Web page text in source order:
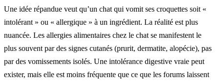
Une idée répandue veut qu’un chat qui vomit ses croquettes soit «
intolérant » ou « allergique » à un ingrédient. La réalité est plus
nuancée. Les allergies alimentaires chez le chat se manifestent le
plus souvent par des signes cutanés (prurit, dermatite, alopécie), pas
par des vomissements isolés. Une intolérance digestive vraie peut
exister, mais elle est moins fréquente que ce que les forums laissent